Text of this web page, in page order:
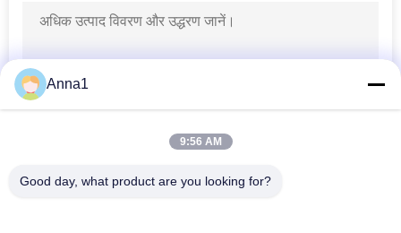
ऑटो ब्लेड फ्यूज
35
Anna1
9:56 AM
Good day, what product are you looking for?